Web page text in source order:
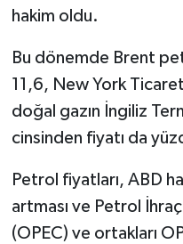
hakim oldu.
Bu dönemde Brent
11,6, New York
doğal gazın İngiliz
cinsinden fiyatı da
Petrol fiyatları, ABD
artması ve Petrol
(OPEC) ve ortakları